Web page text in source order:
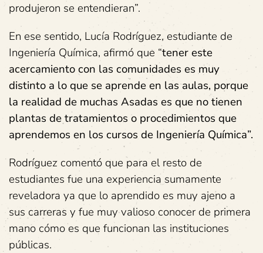
produjeron se entendieran”.
En ese sentido, Lucía Rodríguez, estudiante de
Ingeniería Química, afirmó que “tener este
acercamiento con las comunidades es muy
distinto a lo que se aprende en las aulas, porque
la realidad de muchas Asadas es que no tienen
plantas de tratamientos o procedimientos que
aprendemos en los cursos de Ingeniería Química”.
Rodríguez comentó que para el resto de
estudiantes fue una experiencia sumamente
reveladora ya que lo aprendido es muy ajeno a
sus carreras y fue muy valioso conocer de primera
mano cómo es que funcionan las instituciones
públicas.